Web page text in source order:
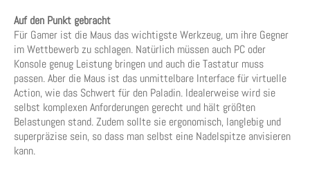
Auf den Punkt gebracht
Für Gamer ist die Maus das wichtigste Werkzeug, um ihre Gegner
im Wettbewerb zu schlagen. Natürlich müssen auch PC oder
Konsole genug Leistung bringen und auch die Tastatur muss
passen. Aber die Maus ist das unmittelbare Interface für virtuelle
Action, wie das Schwert für den Paladin. Idealerweise wird sie
selbst komplexen Anforderungen gerecht und hält größten
Belastungen stand. Zudem sollte sie ergonomisch, langlebig und
superpräzise sein, so dass man selbst eine Nadelspitze anvisieren
kann.